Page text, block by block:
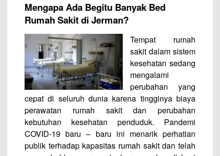
Mengapa Ada Begitu Banyak Bed
Rumah Sakit di Jerman?
Tempat rumah
sakit dalam sistem
kesehatan sedang
mengalami
perubahan yang
cepat di seluruh dunia karena tingginya biaya
perawatan rumah sakit dan perubahan
kebutuhan kesehatan penduduk. Pandemi
COVID-19 baru – baru ini menarik perhatian
publik terhadap kapasitas rumah sakit dan telah